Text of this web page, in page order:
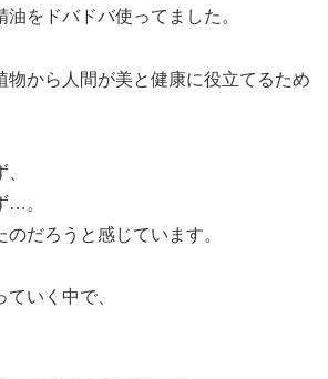
をドバドバ使ってました。
物から人間が美と健康に役立てるため
…。
だろうと感じています。
ていく中で、